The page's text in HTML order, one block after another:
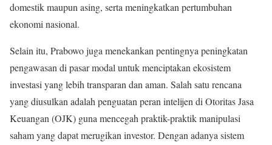
domestik maupun asing, serta meningkatkan pertumbuhan
ekonomi nasional.
Selain itu, Prabowo juga menekankan pentingnya peningkatan
pengawasan di pasar modal untuk menciptakan ekosistem
investasi yang lebih transparan dan aman. Salah satu rencana
yang diusulkan adalah penguatan peran intelijen di Otoritas Jasa
Keuangan (OJK) guna mencegah praktik-praktik manipulasi
saham yang dapat merugikan investor. Dengan adanya sistem